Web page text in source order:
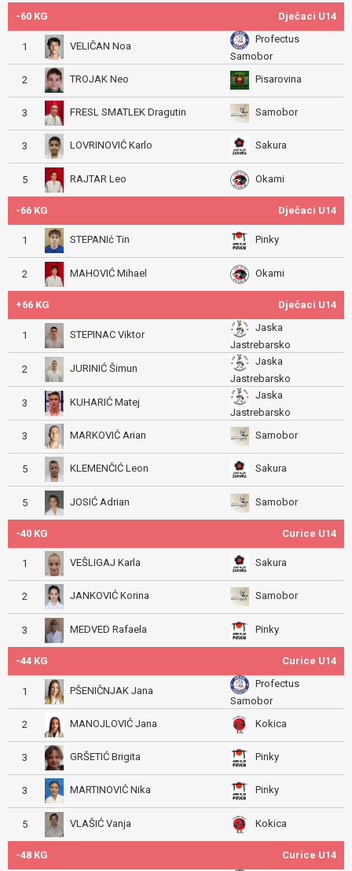
-60 KG Dječaci U14
1 VELIČAN Noa
Profectus
Samobor
2
TROJAK Neo Pisarovina
3 FRESL SMATLEK Dragutin Samobor
3 LOVRINOVIĆ Karlo Sakura
5 RAJTAR Leo Okami
-66 KG Dječaci U14
1 STEPANIć Tin Pinky
2 MAHOVIĆ Mihael Okami
+66 KG Dječaci U14
1 STEPINAC Viktor
Jaska
Jastrebarsko
2 JURINIĆ Šimun
Jaska
Jastrebarsko
3 KUHARIĆ Matej
Jaska
Jastrebarsko
3
MARKOVIĆ Arian Samobor
5 KLEMENČIĆ Leon Sakura
5 JOSIĆ Adrian Samobor
-40 KG Curice U14
1 VEŠLIGAJ Karla Sakura
2 JANKOVIĆ Korina Samobor
3 MEDVED Rafaela Pinky
-44 KG Curice U14
1 PŠENIČNJAK Jana
Profectus
Samobor
2
MANOJLOVIĆ Jana Kokica
3 GRŠETIĆ Brigita Pinky
3 MARTINOVIĆ Nika Pinky
5 VLAŠIĆ Vanja Kokica
-48 KG Curice U14